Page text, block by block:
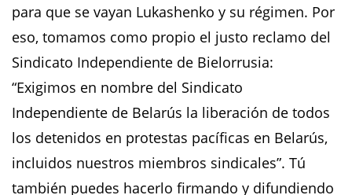
para que se vayan Lukashenko y su régimen. Por
eso, tomamos como propio el justo reclamo del
Sindicato Independiente de Bielorrusia:
“Exigimos en nombre del Sindicato
Independiente de Belarús la liberación de todos
los detenidos en protestas pacíficas en Belarús,
incluidos nuestros miembros sindicales”. Tú
también puedes hacerlo firmando y difundiendo